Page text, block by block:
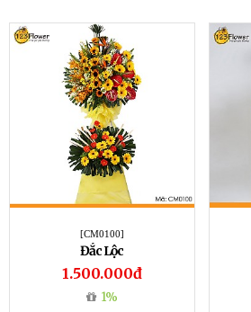
[CM0100]
Đắc Lộc
1.500.000đ
1%